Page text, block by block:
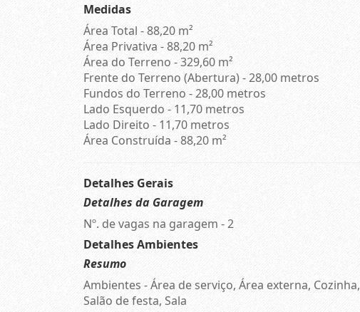
Medidas
Área Total - 88,20 m²
Área Privativa - 88,20 m²
Área do Terreno - 329,60 m²
Frente do Terreno (Abertura) - 28,00 metros
Fundos do Terreno - 28,00 metros
Lado Esquerdo - 11,70 metros
Lado Direito - 11,70 metros
Área Construída - 88,20 m²
Detalhes Gerais
Detalhes da Garagem
Nº. de vagas na garagem - 2
Detalhes Ambientes
Resumo
Ambientes - Área de serviço, Área externa, Cozinha,
Salão de festa, Sala